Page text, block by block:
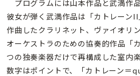
プログラムには山本作品と武満作
彼女が弾く武満作品は「カトレーン
作曲したクラリネット、ヴァイオリ
オーケストラのための協奏的作品「
つの独奏楽器だけで再構成した室内
数字はポイントで、「カトレーン＝